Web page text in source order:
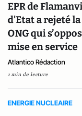
EPR de
d'Etat a rejeté
ONG qui
mise en service
Atlantico Rédaction
1 min de lecture
ENERGIE NUCLEAIRE